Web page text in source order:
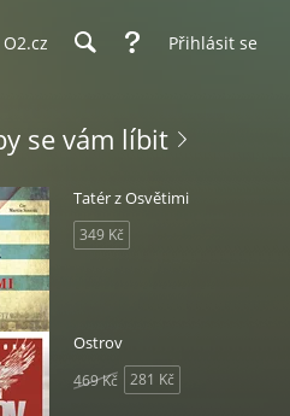
O2.cz Přihlásit se
se vám líbit
Tatér z Osvětimi
349 Kč
Ostrov
281 Kč
469 Kč